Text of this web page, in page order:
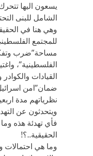
يسعون اليها
الشامل للبنى
وهي هنا في
للمجتمع
مساحة”ضرب
الفلسطينية”،
القيادات
ضمان”امن
نظرياتهم مدة
ويتحدثون عن
فأي تهدئة هذه
الحقيقية..؟!
وما هي احتمالات